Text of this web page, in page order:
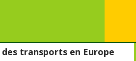
transports en Europe